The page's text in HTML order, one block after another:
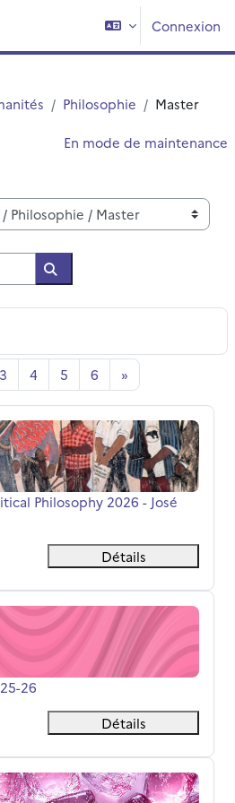
Connexion
Philosophie Master
En mode de maintenance
Rechercher des cours
2
3 Page 3
4Page 4
5 Page 5
6 Page 6
»
Philosophy 2026 - José Medina
Philosophy 2026 - José
Détails
26
26
Détails
- Wilfrid Sellars